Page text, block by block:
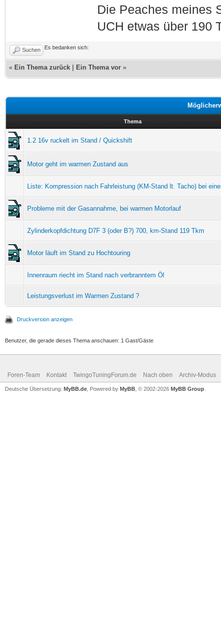
Die Peaches meines
UCH etwas über 190
Suchen Es bedanken sich:
« Ein Thema zurück Ein Thema vor »
Thema
1.2 16v ruckelt im Stand / Quickshift
Motor geht im warmen Zustand aus
Liste: Kompression nach Fahrleistung (KM-Stand lt. Tacho) bei
Probleme mit der Gasannahme, bei warmen Motorlauf
Zylinderkopfdichtung D7F 3 (oder B?) 700, km-Stand 119 Tkm
Motor läuft im Stand zu Hochtouring
Innenraum riecht im Stand nach verbranntem Öl
Leistungsverlust im Warmen Zustand ?
Druckversion anzeigen
Benutzer, die gerade dieses Thema anschauen: 1 Gast/Gäste
Foren-Team Kontakt TwingoTuningForum.de Nach oben Archiv-Modus
Deutsche Übersetzung: MyBB.de , Powered by MyBB , © 2002-2026 MyBB Group